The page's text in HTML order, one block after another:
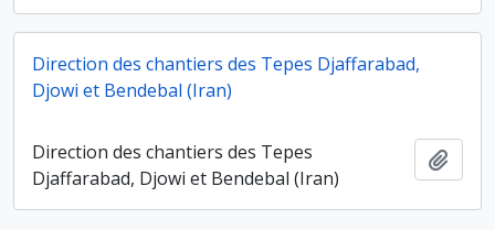
Direction des chantiers des Tepes Djaffarabad,
Djowi et Bendebal (Iran)
Direction des chantiers des Tepes
Djaffarabad, Djowi et Bendebal (Iran)